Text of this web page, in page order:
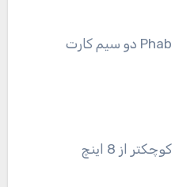
کوچکتر از 8 اینچ